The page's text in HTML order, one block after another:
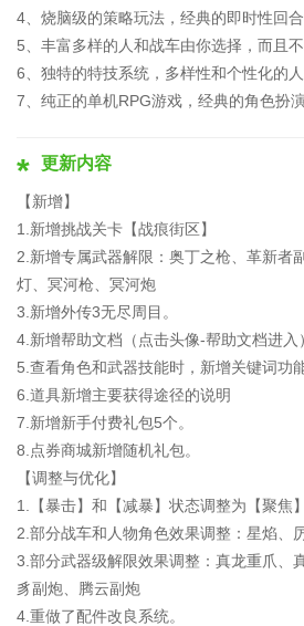
4、烧脑级的策略玩法，经典的即时性回合
5、丰富多样的人和战车由你选择，而且不
6、独特的特技系统，多样性和个性化的人
7、纯正的单机RPG游戏，经典的角色扮演
更新内容
【新增】
1.新增挑战关卡【战痕街区】
2.新增专属武器解限：奥丁之枪、革新者
灯、冥河枪、冥河炮
3.新增外传3无尽周目。
4.新增帮助文档（点击头像-帮助文档进入）
5.查看角色和武器技能时，新增关键词功能
6.道具新增主要获得途径的说明
7.新增新手付费礼包5个。
8.点券商城新增随机礼包。
【调整与优化】
1.【暴击】和【减暴】状态调整为【聚焦
2.部分战车和人物角色效果调整：星焰、
3.部分武器级解限效果调整：真龙重爪、
豸副炮、腾云副炮
4.重做了配件改良系统。